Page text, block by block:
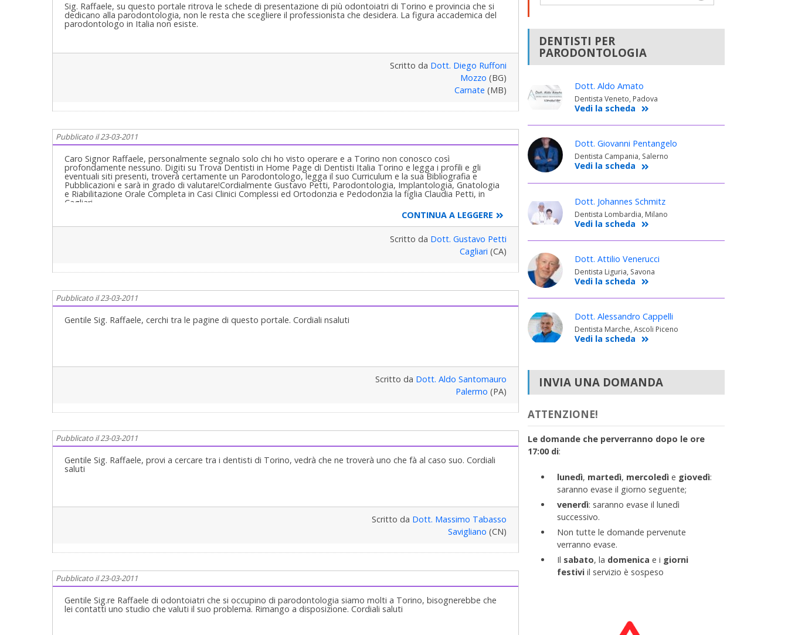
Sig. Raffaele, su questo portale ritrova le schede di presentazione di più odontoiatri di Torino e provincia che si
dedicano alla parodontologia, non le resta che scegliere il professionista che desidera. La figura accademica del
parodontologo in Italia non esiste.
Scritto da Dott. Diego Ruffoni
Mozzo (BG)
Carnate (MB)
Pubblicato il 23-03-2011
Caro Signor Raffaele, personalmente segnalo solo chi ho visto operare e a Torino non conosco così
profondamente nessuno. Digiti su Trova Dentisti in Home Page di Dentisti Italia Torino e legga i profili e gli
eventuali siti presenti, troverà certamente un Parodontologo, legga il suo Curriculum e la sua Bibliografia e
Pubblicazioni e sarà in grado di valutare!Cordialmente Gustavo Petti, Parodontologia, Implantologia, Gnatologia
e Riabilitazione Orale Completa in Casi Clinici Complessi ed Ortodonzia e Pedodonzia la figlia Claudia Petti, in
Cagliari.
CONTINUA A LEGGERE
Scritto da Dott. Gustavo Petti
Cagliari (CA)
Pubblicato il 23-03-2011
Gentile Sig. Raffaele, cerchi tra le pagine di questo portale. Cordiali nsaluti
Scritto da Dott. Aldo Santomauro
Palermo (PA)
Pubblicato il 23-03-2011
Gentile Sig. Raffaele, provi a cercare tra i dentisti di Torino, vedrà che ne troverà uno che fà al caso suo. Cordiali
saluti
Scritto da Dott. Massimo Tabasso
Savigliano (CN)
Pubblicato il 23-03-2011
Gentile Sig.re Raffaele di odontoiatri che si occupino di parodontologia siamo molti a Torino, bisognerebbe che
lei contatti uno studio che valuti il suo problema. Rimango a disposizione. Cordiali saluti
DENTISTI PER
PARODONTOLOGIA
Dott. Aldo Amato
Dentista Veneto, Padova
Vedi la scheda
Dott. Giovanni Pentangelo
Dentista Campania, Salerno
Vedi la scheda
Dott. Johannes Schmitz
Dentista Lombardia, Milano
Vedi la scheda
Dott. Attilio Venerucci
Dentista Liguria, Savona
Vedi la scheda
Dott. Alessandro Cappelli
Dentista Marche, Ascoli Piceno
Vedi la scheda
INVIA UNA DOMANDA
ATTENZIONE!
Le domande che perverranno dopo le ore
17:00 di:
lunedì, martedì, mercoledì e giovedì:
saranno evase il giorno seguente;
venerdì: saranno evase il lunedì
successivo.
Non tutte le domande pervenute
verranno evase.
Il sabato, la domenica e i giorni
festiviil servizio è sospeso